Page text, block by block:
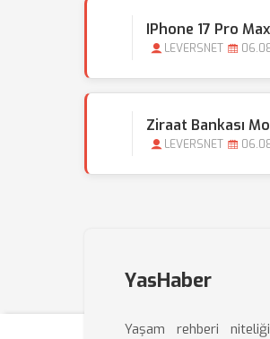
IPhone 17 Pro
LEVERSNET
Ziraat Bankası
LEVERSNET
YasHaber
Yaşam rehberi